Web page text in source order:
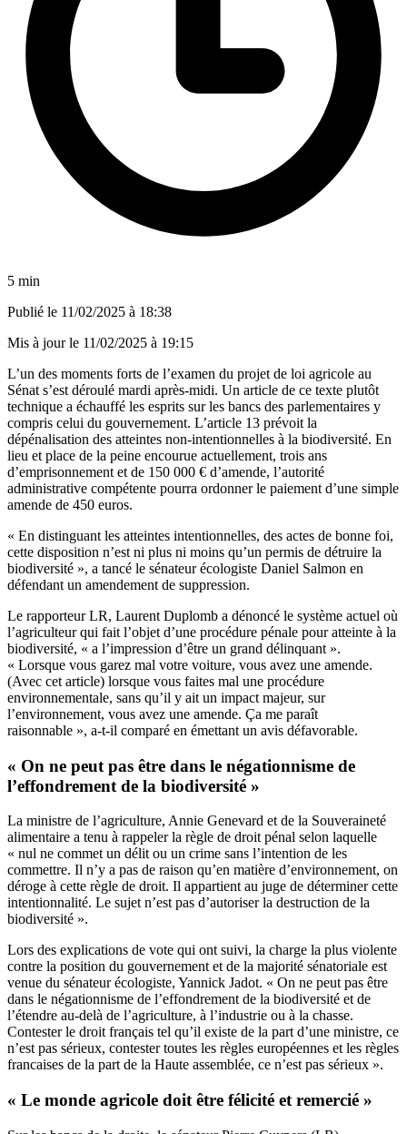
5 min
Publié le 11/02/2025 à 18:38
Mis à jour le 11/02/2025 à 19:15
L’un des moments forts de l’examen du projet de loi agricole au
Sénat s’est déroulé mardi après-midi. Un article de ce texte plutôt
technique a échauffé les esprits sur les bancs des parlementaires y
compris celui du gouvernement. L’article 13 prévoit la
dépénalisation des atteintes non-intentionnelles à la biodiversité. En
lieu et place de la peine encourue actuellement, trois ans
d’emprisonnement et de 150 000 € d’amende, l’autorité
administrative compétente pourra ordonner le paiement d’une simple
amende de 450 euros.
« En distinguant les atteintes intentionnelles, des actes de bonne foi,
cette disposition n’est ni plus ni moins qu’un permis de détruire la
biodiversité », a tancé le sénateur écologiste Daniel Salmon en
défendant un amendement de suppression.
Le rapporteur LR, Laurent Duplomb a dénoncé le système actuel où
l’agriculteur qui fait l’objet d’une procédure pénale pour atteinte à la
biodiversité, « a l’impression d’être un grand délinquant ».
« Lorsque vous garez mal votre voiture, vous avez une amende.
(Avec cet article) lorsque vous faites mal une procédure
environnementale, sans qu’il y ait un impact majeur, sur
l’environnement, vous avez une amende. Ça me paraît
raisonnable », a-t-il comparé en émettant un avis défavorable.
« On ne peut pas être dans le négationnisme de
l’effondrement de la biodiversité »
La ministre de l’agriculture, Annie Genevard et de la Souveraineté
alimentaire a tenu à rappeler la règle de droit pénal selon laquelle
« nul ne commet un délit ou un crime sans l’intention de les
commettre. Il n’y a pas de raison qu’en matière d’environnement, on
déroge à cette règle de droit. Il appartient au juge de déterminer cette
intentionnalité. Le sujet n’est pas d’autoriser la destruction de la
biodiversité ».
Lors des explications de vote qui ont suivi, la charge la plus violente
contre la position du gouvernement et de la majorité sénatoriale est
venue du sénateur écologiste, Yannick Jadot. « On ne peut pas être
dans le négationnisme de l’effondrement de la biodiversité et de
l’étendre au-delà de l’agriculture, à l’industrie ou à la chasse.
Contester le droit français tel qu’il existe de la part d’une ministre, ce
n’est pas sérieux, contester toutes les règles européennes et les règles
francaises de la part de la Haute assemblée, ce n’est pas sérieux ».
« Le monde agricole doit être félicité et remercié »